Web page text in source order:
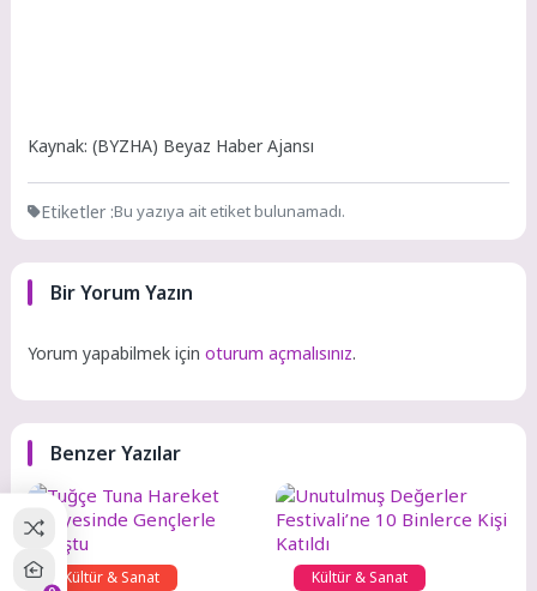
Kaynak: (BYZHA) Beyaz Haber Ajansı
Etiketler :Bu yazıya ait etiket bulunamadı.
Bir Yorum Yazın
Yorum yapabilmek içinoturum açmalısınız.
Benzer Yazılar
Kültür & Sanat Kültür & Sanat